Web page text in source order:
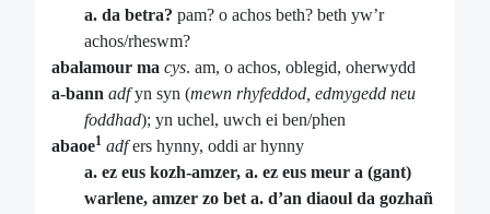
a. da betra? pam? o achos beth? beth yw’r
achos/rheswm?
abalamour ma cys. am, o achos, oblegid, oherwydd
a-bann adfyn syn (mewn rhyfeddod, edmygedd neu
foddhad); yn uchel, uwch ei ben/phen
abaoe1 adfers hynny, oddi ar hynny
a. ez eus kozh-amzer, a. ez eus meur a (gant)
warlene, amzer zo bet a. d’an diaoul da gozhañ